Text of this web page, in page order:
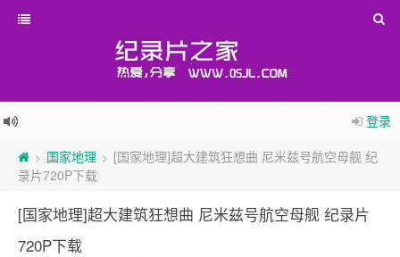
登录
> 国家地理 > [国家地理]超大建筑狂想曲 尼米兹号航空母舰 纪
录片720P下载
[国家地理]超大建筑狂想曲 尼米兹号航空母舰 纪录片
720P下载